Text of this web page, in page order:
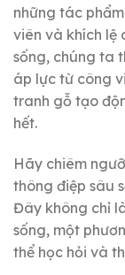
những tác
viên và khích lệ
sống, chúng ta
áp lực từ công
tranh gỗ tạo
hết.
Hãy chiêm
thông điệp sâu
Đây không chỉ
sống, một
thể học hỏi và